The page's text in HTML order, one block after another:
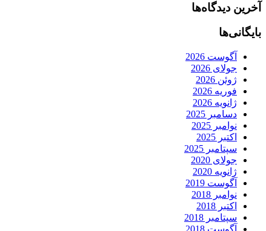
آخرین دیدگاه‌ها
بایگانی‌ها
آگوست 2026
جولای 2026
ژوئن 2026
فوریه 2026
ژانویه 2026
دسامبر 2025
نوامبر 2025
اکتبر 2025
سپتامبر 2025
جولای 2020
ژانویه 2020
آگوست 2019
نوامبر 2018
اکتبر 2018
سپتامبر 2018
آگوست 2018